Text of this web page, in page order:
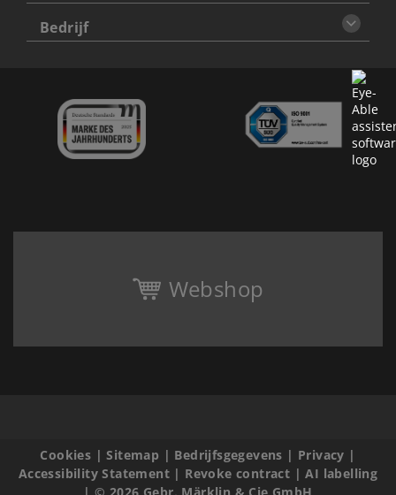
Bedrijf
Webshop
Cookies |Sitemap | Bedrijfsgegevens | Privacy |
Accessibility Statement| Revoke contract |AI labelling